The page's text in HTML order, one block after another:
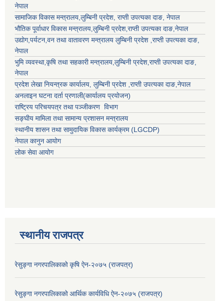
नेपाल
सामाजिक विकास मन्त्रालय,लुम्बिनी प्रदेश, राप्ती उपत्यका दाङ, नेपाल
भौतिक पूर्वाधार विकास मन्त्रालय,लुम्बिनी प्रदेश,राप्ती उपत्यका दाङ,नेपाल
उद्याेग,पर्यटन,वन तथा वातावरण मन्त्रालय लुम्बिनी प्रदेश ,राप्ती उपत्यका दाङ,
नेपाल
भुमि व्यवस्था,कृषि तथा सहकारी मन्त्रालय,लुम्बिनी प्रदेश,राप्ती उपत्यका दाङ,
नेपाल
प्रदेश लेखा नियन्त्रक कार्यालय, लुम्बिनी प्रदेश ,राप्ती उपत्यका दाङ,नेपाल
अनलाइन घटना दर्ता प्रणाली(कार्यालय प्रयोजन)
राष्ट्रिय परिचयपत्र तथा पञ्जीकरण विभाग
सङ्घीय मामिला तथा सामान्य प्रशासन मन्त्रालय
स्थानीय शासन तथा सामुदायिक विकास कार्यक्रम (LGCDP)
नेपाल कानुन आयोग
लोक सेवा आयोग
स्थानीय राजपत्र
रेसुङ्गा नगरपालिकाको कृषि ऐन-२०७५ (राजपत्र)
रेसुङ्गा नगरपालिकाको आर्थिक कार्यविधि ऐन-२०७५ (राजपत्र)